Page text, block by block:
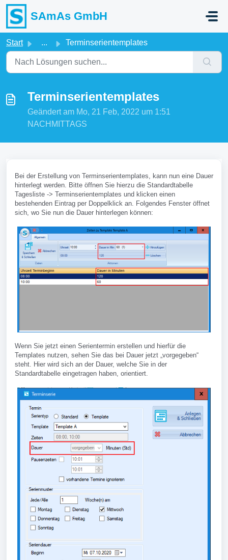
Zum hauptsächlichen Inhalt gehen
SAmAs GmbH
Start ... Terminserientemplates
Terminserientemplates
Geändert am Mo, 21 Feb, 2022 um 1:51
NACHMITTAGS
Bei der Erstellung von Terminserientemplates, kann nun eine Dauer
hinterlegt werden. Bitte öffnen Sie hierzu die Standardtabelle
Tagesliste -> Terminserientemplates und klicken einen
bestehenden Eintrag per Doppelklick an. Folgendes Fenster öffnet
sich, wo Sie nun die Dauer hinterlegen können:
Wenn Sie jetzt einen Serientermin erstellen und hierfür die
Templates nutzen, sehen Sie das bei Dauer jetzt „vorgegeben“
steht. Hier wird sich an der Dauer, welche Sie in der
Standardtabelle eingetragen haben, orientiert.